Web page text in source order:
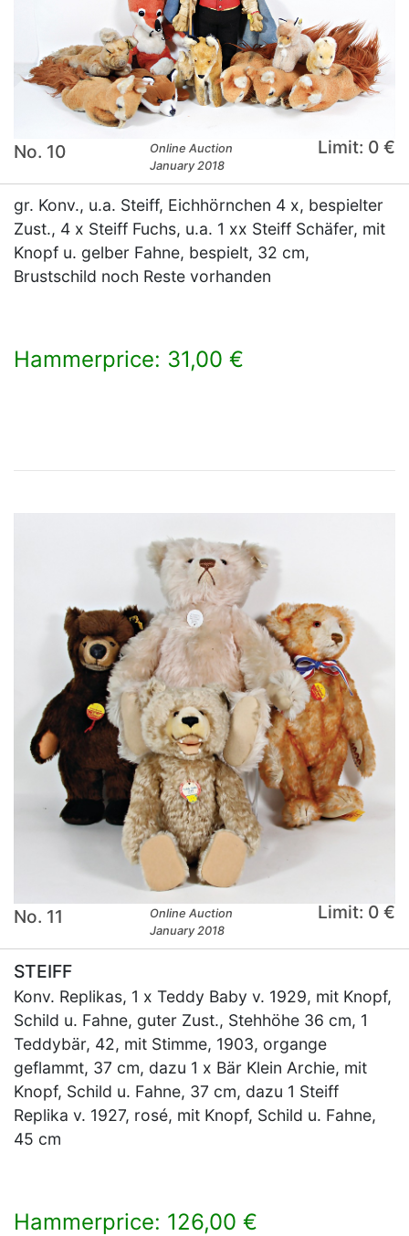
No. 10
Online Auction
January 2018
Limit: 0 €
gr. Konv., u.a. Steiff, Eichhörnchen 4 x, bespielter
Zust., 4 x Steiff Fuchs, u.a. 1 xx Steiff Schäfer, mit
Knopf u. gelber Fahne, bespielt, 32 cm,
Brustschild noch Reste vorhanden
Hammerprice: 31,00 €
No. 11
Online Auction
January 2018
Limit: 0 €
STEIFF
Konv. Replikas, 1 x Teddy Baby v. 1929, mit Knopf,
Schild u. Fahne, guter Zust., Stehhöhe 36 cm, 1
Teddybär, 42, mit Stimme, 1903, organge
geflammt, 37 cm, dazu 1 x Bär Klein Archie, mit
Knopf, Schild u. Fahne, 37 cm, dazu 1 Steiff
Replika v. 1927, rosé, mit Knopf, Schild u. Fahne,
45 cm
Hammerprice: 126,00 €